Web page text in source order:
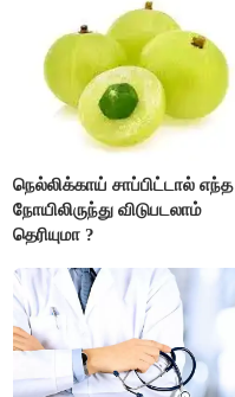
நெல்லிக்காய் சாப்பிட்டால் எந்த
நோயிலிருந்து விடுபடலாம்
தெரியுமா ?